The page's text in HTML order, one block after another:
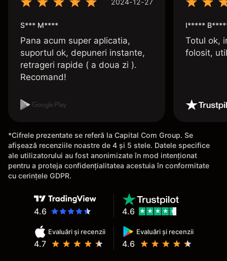
2024-12-27
S*** M****
Pana acum super aplicatia,
suportul ok, depuneri instante,
retrageri rapide ( a doua zi ).
Recomand!
I*****
Totul ok,
folosit,
*Cifrele prezentate se referă la Capital Com Group. Se
afișează recenziile noastre de 4 și 5 stele. Datele specifice
ale utilizatorului au fost anonimizate în mod intenționat
pentru a proteja confidențialitatea acestuia în conformitate
cu cerințele GDPR.
4.6
Evaluări și recenzii
4.7
Evaluări și recenzii
4.6
4.6